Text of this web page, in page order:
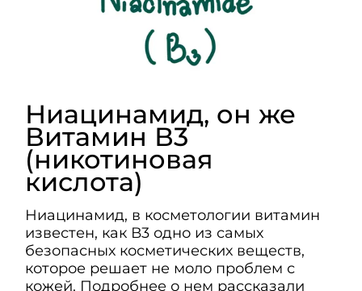
Ниацинамид, он же
Витамин В3
(никотиновая
кислота)
Ниацинамид, в косметологии витамин
известен, как В3 одно из самых
безопасных косметических веществ,
которое решает не моло проблем с
кожей. Подробнее о нем рассказали